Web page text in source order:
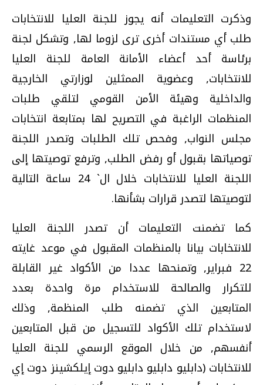
وذكرت التعليمات أنه يجوز للجنة العليا للانتخابات
طلب أي مستندات أخرى ترى لزوما لها, وتشكل لجنة
برئاسة أحد أعضاء الأمانة العامة للجنة العليا
للانتخابات, وعضوية الممثلين لوزارتي الخارجية
والداخلية وهيئة الأمن القومي لتلقي طلبات
المنظمات الراغبة في التصريح لها بمتابعة انتخابات
مجلس النواب, وفحص تلك الطلبات وتصدر اللجنة
توصياتها بقبول أو رفض الطلب, وترفع توصيتها إلى
اللجنة العليا للانتخابات خلال ال` 24 ساعة التالية
لتوصيتها لتصدر قرارات بشأنها.
كما تضمنت التعليمات أن تصدر اللجنة العليا
للانتخابات بيانا بالمنظمات المقبول في موعد غايته
22 فبراير, وتمنحها عددا من الأكواد غير القابلة
للتكرار والصالحة للاستخدام مرة واحدة بعدد
المتابعين الذي تضمنه طلب المنظمة, وذلك
لاستخدام تلك الأكواد للتسجيل من قبل المتابعين
أنفسهم, من خلال الموقع الرسمي للجنة العليا
للانتخابات (دابليو دابليو دابليو دوت إيلكشينز دوت إي